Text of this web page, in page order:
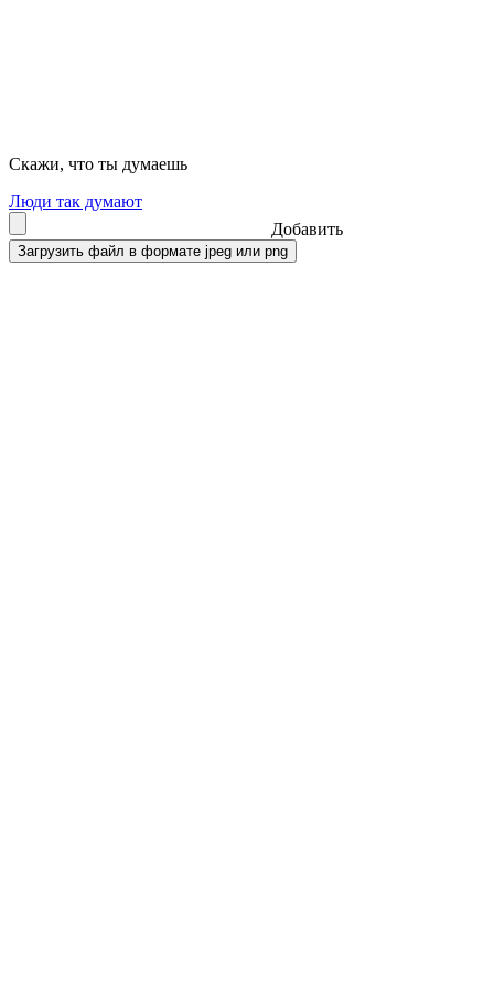
Скажи, что ты думаешь
Люди так думают
Добавить